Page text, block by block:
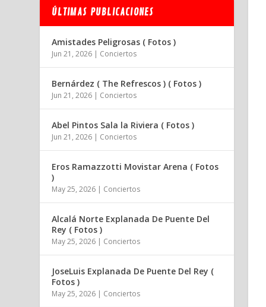
ÚLTIMAS PUBLICACIONES
Amistades Peligrosas ( Fotos )
Jun 21, 2026 | Conciertos
Bernárdez ( The Refrescos ) ( Fotos )
Jun 21, 2026 | Conciertos
Abel Pintos Sala la Riviera ( Fotos )
Jun 21, 2026 | Conciertos
Eros Ramazzotti Movistar Arena ( Fotos
)
May 25, 2026 | Conciertos
Alcalá Norte Explanada De Puente Del
Rey ( Fotos )
May 25, 2026 | Conciertos
JoseLuis Explanada De Puente Del Rey (
Fotos )
May 25, 2026 | Conciertos